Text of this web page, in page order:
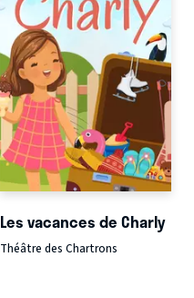
Les vacances de Charly
Théâtre des Chartrons